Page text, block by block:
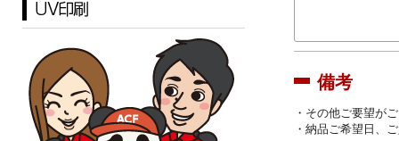
備考
・その他ご要望が
・納品ご希望日、